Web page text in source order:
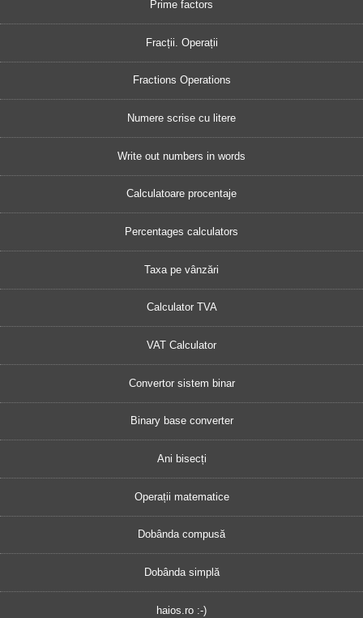
Prime factors
Fracții. Operații
Fractions Operations
Numere scrise cu litere
Write out numbers in words
Calculatoare procentaje
Percentages calculators
Taxa pe vânzări
Calculator TVA
VAT Calculator
Convertor sistem binar
Binary base converter
Ani bisecți
Operații matematice
Dobânda compusă
Dobânda simplă
haios.ro :-)